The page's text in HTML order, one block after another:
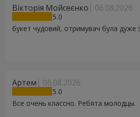
Вікторія Мойсеєнко 06.08.2026
5
букет чудовий, отримувач була дуже
Артем 06.08.2026
5
Все очень классно. Ребята молодцы.